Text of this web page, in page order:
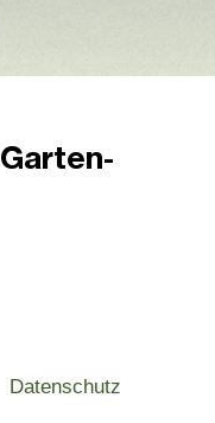
Garten-
Datenschutz